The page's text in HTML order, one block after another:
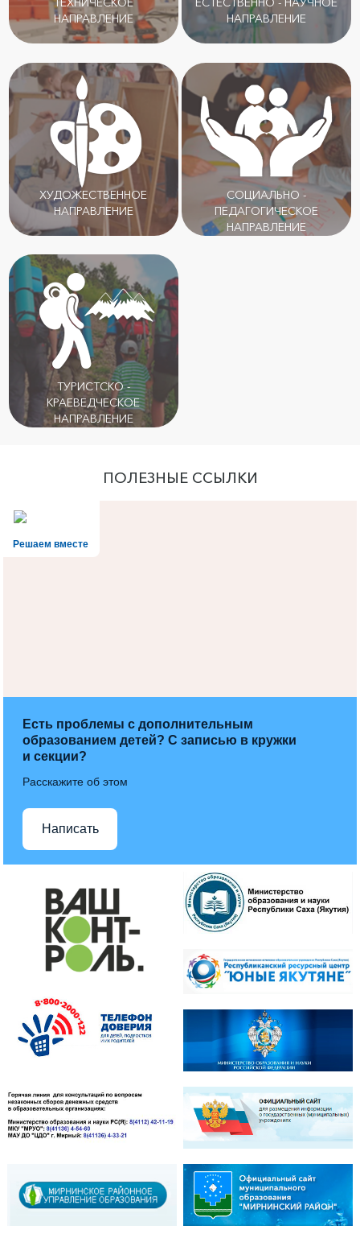
НАПРАВЛЕНИЕ
НАПРАВЛЕНИЕ
ХУДОЖЕСТВЕННОЕ
НАПРАВЛЕНИЕ
СОЦИАЛЬНО -
ПЕДАГОГИЧЕСКОЕ
НАПРАВЛЕНИЕ
ТУРИСТСКО -
КРАЕВЕДЧЕСКОЕ
НАПРАВЛЕНИЕ
ПОЛЕЗНЫЕ ССЫЛКИ
Решаем вместе
Есть проблемы с дополнительным
образованием детей? С записью в кружки
и секции?
Расскажите об этом
Написать